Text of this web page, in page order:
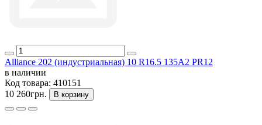
Alliance 202 (индустриальная) 10 R16.5 135A2 PR12
в наличии
Код товара: 410151
10 260грн.
В корзину